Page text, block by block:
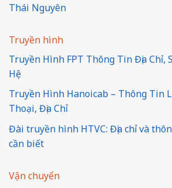
Thái Nguyên
Truyền hình
Truyền Hình FPT Thông Tin Địa Chỉ,
Hệ
Truyền Hình Hanoicab – Thông Tin
Thoại, Địa Chỉ
Đài truyền hình HTVC: Địa chỉ và
cần biết
Vận chuyển